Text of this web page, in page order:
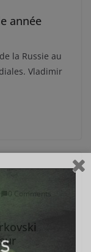
année
la Russie au
Vladimir
0 Comments